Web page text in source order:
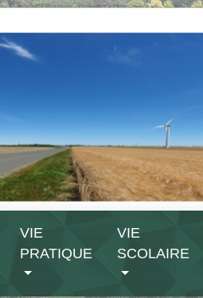
VIE
PRATIQUE
VIE
SCOLAIRE